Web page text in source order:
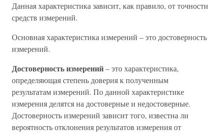
Данная характеристика зависит, как правило, от точности
средств измерений.
Основная характеристика измерений – это достоверность
измерений.
Достоверность измерений– это характеристика,
определяющая степень доверия к полученным
результатам измерений. По данной характеристике
измерения делятся на достоверные и недостоверные.
Достоверность измерений зависит того, известна ли
вероятность отклонения результатов измерения от